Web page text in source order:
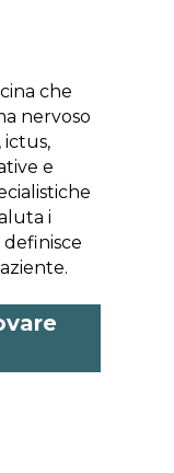
che
nervoso
ictus,
e
i